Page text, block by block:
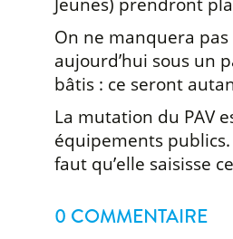
On ne manquera
aujourd’hui sous un
bâtis : ce seront
La mutation du PAV
équipements publics.
faut qu’elle saisisse
0 COMMENTAIRE